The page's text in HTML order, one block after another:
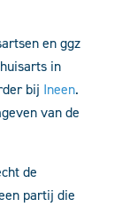
en ggz
in
bij Ineen.
van de
de
partij die